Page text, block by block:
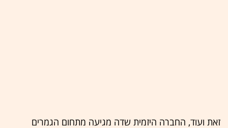
זאת ועוד, החברה היזמית שדה מגיעה מתחום הגמרים